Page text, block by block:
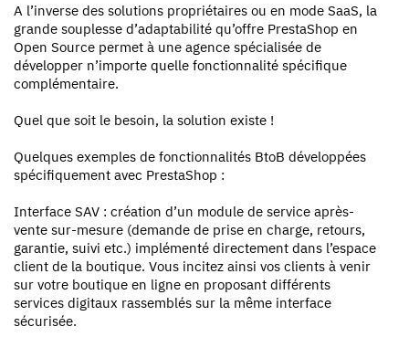
A l’inverse des solutions propriétaires ou en mode SaaS, la
grande souplesse d’adaptabilité qu’offre PrestaShop en
Open Source permet à une agence spécialisée de
développer n’importe quelle fonctionnalité spécifique
complémentaire.
Quel que soit le besoin, la solution existe !
Quelques exemples de fonctionnalités BtoB développées
spécifiquement avec PrestaShop :
Interface SAV : création d’un module de service après-
vente sur-mesure (demande de prise en charge, retours,
garantie, suivi etc.) implémenté directement dans l’espace
client de la boutique. Vous incitez ainsi vos clients à venir
sur votre boutique en ligne en proposant différents
services digitaux rassemblés sur la même interface
sécurisée.